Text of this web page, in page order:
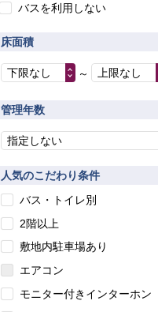
バスを利用しない
床面積
下限なし ～ 上限なし
管理年数
指定しない
人気のこだわり条件
バス・トイレ別
2階以上
敷地内駐車場あり
エアコン
モニター付きインターホン